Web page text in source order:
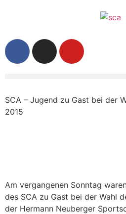
SCA – Jugend zu Gast bei der
2015
Am vergangenen Sonntag
des SCA zu Gast bei der Wahl
der Hermann Neuberger